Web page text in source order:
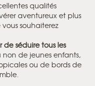
qualités
aventureux et plus
souhaiterez
séduire tous les
de jeunes enfants,
ou de bords de